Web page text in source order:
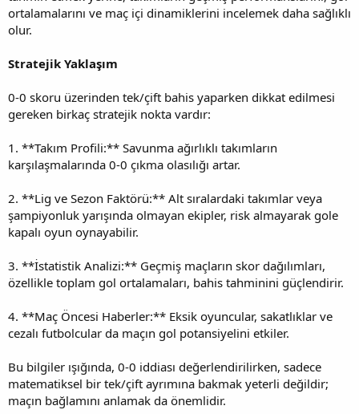
ortalamalarını ve maç içi dinamiklerini incelemek daha sağlıklı
olur.
Stratejik Yaklaşım
0-0 skoru üzerinden tek/çift bahis yaparken dikkat edilmesi
gereken birkaç stratejik nokta vardır:
1. **Takım Profili:** Savunma ağırlıklı takımların
karşılaşmalarında 0-0 çıkma olasılığı artar.
2. **Lig ve Sezon Faktörü:** Alt sıralardaki takımlar veya
şampiyonluk yarışında olmayan ekipler, risk almayarak gole
kapalı oyun oynayabilir.
3. **İstatistik Analizi:** Geçmiş maçların skor dağılımları,
özellikle toplam gol ortalamaları, bahis tahminini güçlendirir.
4. **Maç Öncesi Haberler:** Eksik oyuncular, sakatlıklar ve
cezalı futbolcular da maçın gol potansiyelini etkiler.
Bu bilgiler ışığında, 0-0 iddiası değerlendirilirken, sadece
matematiksel bir tek/çift ayrımına bakmak yeterli değildir;
maçın bağlamını anlamak da önemlidir.